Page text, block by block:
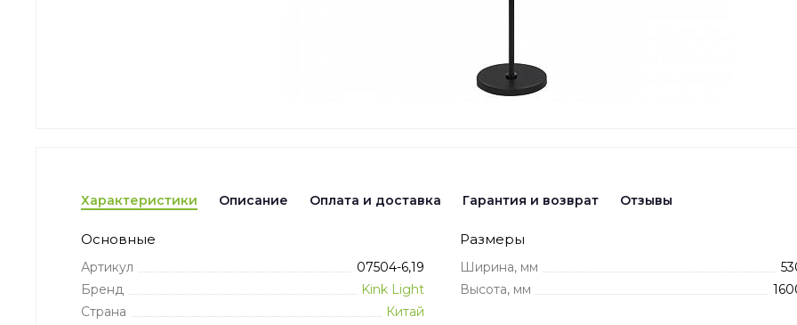
Характеристики Описание Оплата и доставка Гарантия и возврат Отзывы
Основные
Артикул
07504-6,19
Бренд
Kink Light
Страна
Китай
Размеры
Ширина, мм
Высота, мм